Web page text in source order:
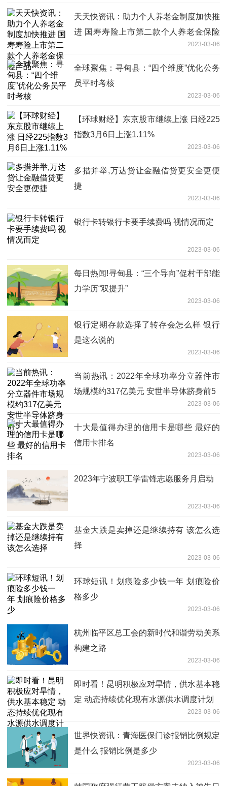
天天快资讯：助力个人养老金制度加快推
进 国寿寿险上市第二款个人养老金保险
2023-03-06
全球聚焦：寻甸县：“四个维度”优化公务
员平时考核
2023-03-06
【环球财经】东京股市继续上涨 日经225
指数3月6日上涨1.11%
2023-03-06
多措并举,万达贷让金融借贷更安全更便
捷
2023-03-06
银行卡转银行卡要手续费吗 视情况而定
2023-03-06
每日热闻!寻甸县：“三个导向”促村干部能
力学历“双提升”
2023-03-06
银行定期存款选择了转存会怎么样 银行
是这么说的
2023-03-06
当前热讯：2022年全球功率分立器件市
场规模约317亿美元 安世半导体跻身前5
2023-03-06
十大最值得办理的信用卡是哪些 最好的
信用卡排名
2023-03-06
2023年宁波职工学雷锋志愿服务月启动
2023-03-06
基金大跌是卖掉还是继续持有 该怎么选
择
2023-03-06
环球短讯！划痕险多少钱一年 划痕险价
格多少
2023-03-06
杭州临平区总工会的新时代和谐劳动关系
构建之路
2023-03-06
即时看！昆明积极应对旱情，供水基本稳
定 动态持续优化现有水源供水调度计划
2023-03-06
世界快资讯：青海医保门诊报销比例规定
是什么 报销比例是多少
2023-03-06